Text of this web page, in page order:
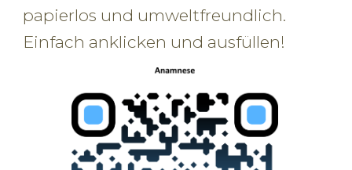
papierlos und umweltfreundlich.
Einfach anklicken und ausfüllen!